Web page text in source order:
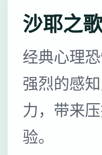
沙耶之
经典心理
强烈的感
力，带来
验。